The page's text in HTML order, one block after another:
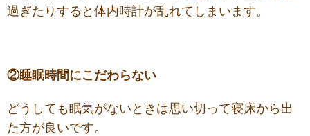
過ぎたりすると体内時計が乱れてしまいます。
②睡眠時間にこだわらない
どうしても眠気がないときは思い切って寝床から出
た方が良いです。